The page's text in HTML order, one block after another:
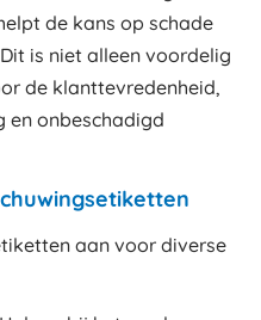
de kans op schade
is niet alleen voordelig
de klanttevredenheid,
en onbeschadigd
aan voor diverse